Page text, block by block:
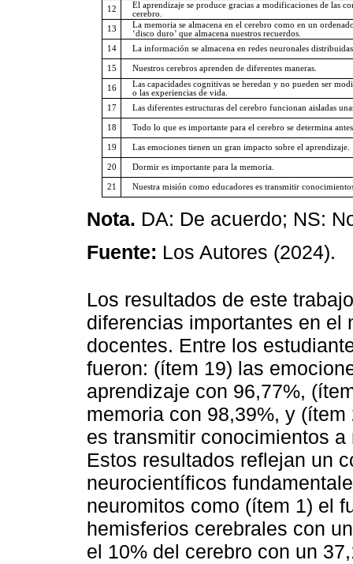
12
El aprendizaje se produce gracias a modificaciones de las
cerebro.
13
La memoria se almacena en el cerebro como en un
‘disco duro’ que almacena nuestros recuerdos.
14
La información se almacena en redes neuronales
15 Nuestros cerebros aprenden de diferentes maneras.
16
Las capacidades cognitivas se heredan y no pueden ser
o las experiencias de vida.
17
Las diferentes estructuras del cerebro funcionan aisladas
18 Todo lo que es importante para el cerebro se determina
19 Las emociones tienen un gran impacto sobre el aprendizaje.
20 Dormir es importante para la memoria.
21 Nuestra misión como educadores es transmitir
Nota. DA: De acuerdo; NS:
Fuente: Los Autores (2024).
Los resultados de este
diferencias importantes en el
docentes. Entre los
fueron: (ítem 19) las
aprendizaje con 96,77%,
memoria con 98,39%, y
es transmitir conocimientos
Estos resultados reflejan un
neurocientíficos
neuromitos como (ítem 1) el
hemisferios cerebrales con
el 10% del cerebro con un